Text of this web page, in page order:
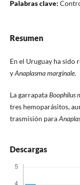
Palabras clave:
Resumen
En el Uruguay ha sido
yAnaplasma marginale.
La garrapataBoophilus
tres hemoparásitos,
trasmisión para
Descargas